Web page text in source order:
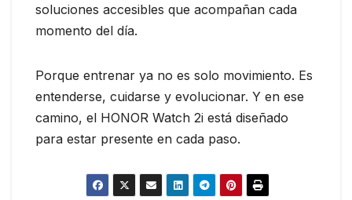
soluciones accesibles que acompañan cada
momento del día.
Porque entrenar ya no es solo movimiento. Es
entenderse, cuidarse y evolucionar. Y en ese
camino, el HONOR Watch 2i está diseñado
para estar presente en cada paso.